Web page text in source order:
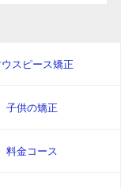
ウスピース矯正
子供の矯正
料金コース